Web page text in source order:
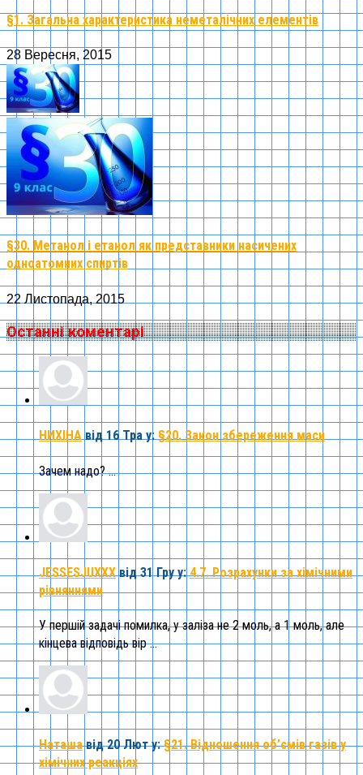
§1. Загальна характеристика неметалічних елементів
28 Вересня, 2015
§30. Метанол і етанол як представники насичених
одноатомних спиртів
22 Листопада, 2015
Останні коментарі
НИХІНА від 16 Трау:§20. Закон збереження маси
Зачем надо? ...
JESSESJUXXX від 31 Груу:4.7. Розрахунки за хімічними
рівняннями
У першій задачі помилка, у заліза не 2 моль, а 1 моль, але
кінцева відповідь вір ...
Наташа від 20 Люту:§21. Відношення об’ємів газів у
хімічних реакціях